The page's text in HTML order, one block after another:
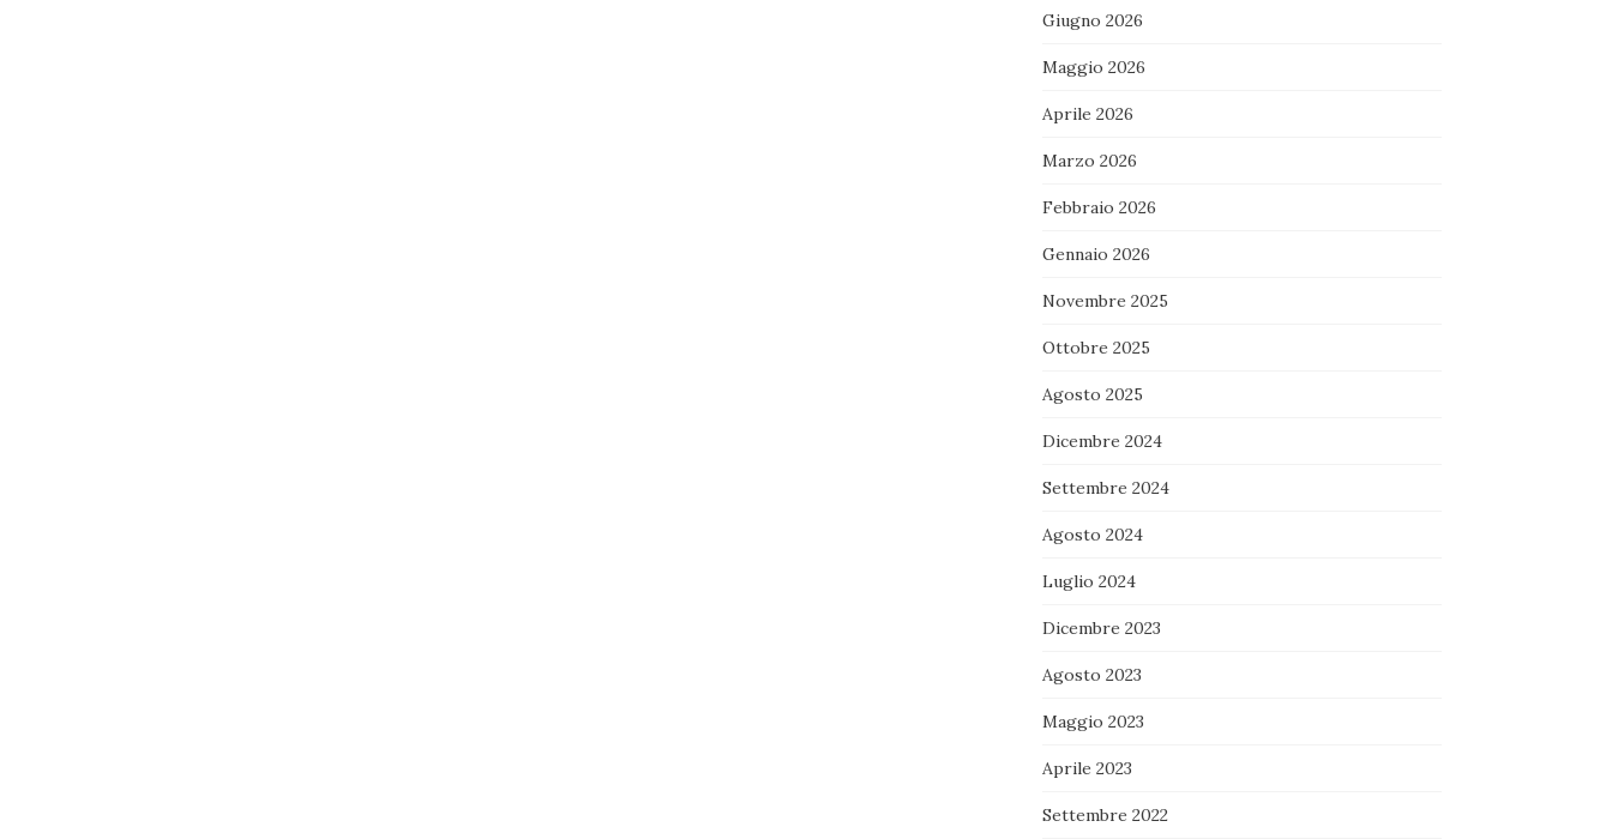
Giugno 2026
Maggio 2026
Aprile 2026
Marzo 2026
Febbraio 2026
Gennaio 2026
Novembre 2025
Ottobre 2025
Agosto 2025
Dicembre 2024
Settembre 2024
Agosto 2024
Luglio 2024
Dicembre 2023
Agosto 2023
Maggio 2023
Aprile 2023
Settembre 2022